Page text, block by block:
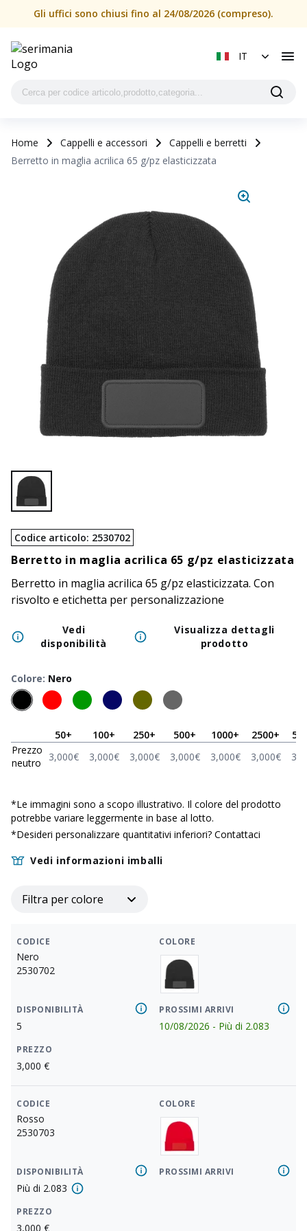
Gli uffici sono chiusi fino al 24/08/2026 (compreso).
IT
Home Cappelli e accessori
Cappelli e berretti
Berretto in maglia acrilica 65 g/pz elasticizzata
Codice articolo: 2530702
Berretto in maglia acrilica 65 g/pz elasticizzata
Berretto in maglia acrilica 65 g/pz elasticizzata. Con
risvolto e etichetta per personalizzazione
Vedi
disponibilità
Visualizza dettagli
prodotto
Colore: Nero
50+ 100+ 250+ 500+ 1000+ 2500+
Prezzo
neutro
3,000€ 3,000€ 3,000€ 3,000€ 3,000€ 3,000€
*Le immagini sono a scopo illustrativo. Il colore del prodotto
potrebbe variare leggermente in base al lotto.
*Desideri personalizzare quantitativi inferiori? Contattaci
Vedi informazioni imballi
Filtra per colore
CODICE
Nero
2530702
COLORE
PREZZO
3,000 €
DISPONIBILITÀ
5
PROSSIMI ARRIVI
10/08/2026 - Più di 2.083
CODICE
Rosso
2530703
COLORE
PREZZO
3,000 €
DISPONIBILITÀ
Più di 2.083
PROSSIMI ARRIVI